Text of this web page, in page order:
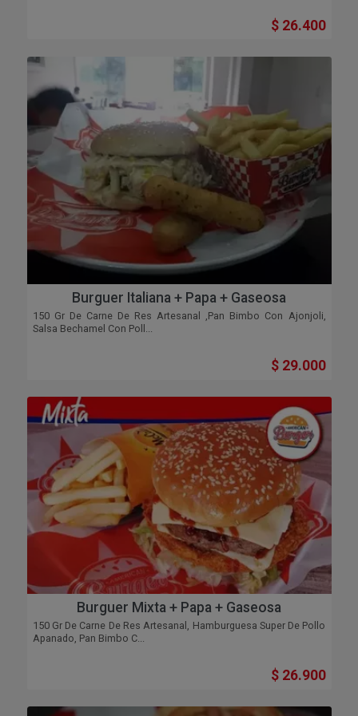
$ 26.400
Burguer Italiana + Papa + Gaseosa
150 Gr De Carne De Res Artesanal ,pan Bimbo Con Ajonjoli,
Salsa Bechamel Con Poll...
$ 29.000
Burguer Mixta + Papa + Gaseosa
150 Gr De Carne De Res Artesanal, Hamburguesa Super De Pollo
Apanado, Pan Bimbo C...
$ 26.900